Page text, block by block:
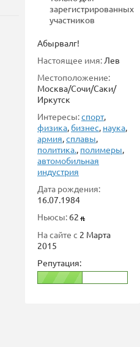
зарегистрированных
участников
Абырвалг!
Настоящее имя: Лев
Местоположение:
Москва/Сочи/Саки/
Иркутск
Интересы:спорт,
физика, бизнес, наука,
армия,сплавы,
политика., полимеры,
автомобильная
индустрия
Дата рождения:
16.07.1984
Ньюсы: 62
На сайте с 2 Марта
2015
Репутация: